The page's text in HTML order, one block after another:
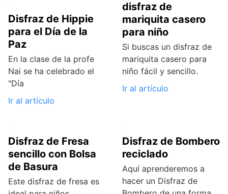
Disfraz de Hippie
para el Día de la
Paz
En la clase de la profe
Nai se ha celebrado el
"Día
Ir al artículo
disfraz de
mariquita casero
para niño
Si buscas un disfraz de
mariquita casero para
niño fácil y sencillo.
Ir al artículo
Disfraz de Fresa
sencillo con Bolsa
de Basura
Este disfraz de fresa es
Disfraz de Bombero
reciclado
Aquí aprenderemos a
hacer un Disfraz de